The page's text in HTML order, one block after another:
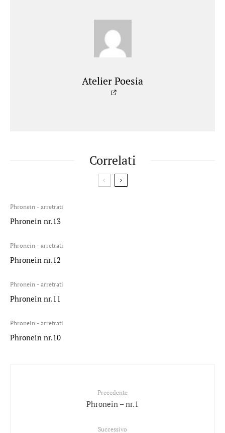
Atelier Poesia
Correlati
Phronein - arretrati
Phronein nr.13
Phronein - arretrati
Phronein nr.12
Phronein - arretrati
Phronein nr.11
Phronein - arretrati
Phronein nr.10
Precedente
Phronein – nr.1
Successivo